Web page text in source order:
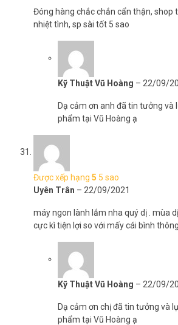
Đóng hàng chắc chắn cẩn thận, shop
nhiệt tình, sp sài tốt 5 sao
Kỹ Thuật Vũ Hoàng – 22/09/
Dạ cảm ơn anh đã tin tưởng và
phẩm tại Vũ Hoàng ạ
Được xếp hạng 5 5 sao
Uyên Trân – 22/09/2021
máy ngon lành lắm nha quý dị . mùa
cực kì tiện lợi so với mấy cái bình
Kỹ Thuật Vũ Hoàng – 22/09/
Dạ cảm ơn chị đã tin tưởng và
phẩm tại Vũ Hoàng ạ